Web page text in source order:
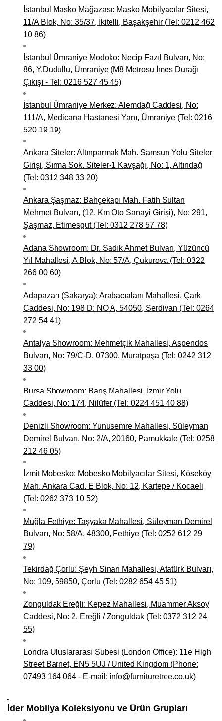
İstanbul Masko Mağazası: Masko Mobilyacılar Sitesi,
11/A Blok, No: 35/37, İkitelli, Başakşehir (Tel: 0212 462
10 86)
İstanbul Ümraniye Modoko: Necip Fazıl Bulvarı, No:
86, Y.Dudullu, Ümraniye (M8 Metrosu İmes Durağı
Çıkışı - Tel: 0216 527 45 45)
İstanbul Ümraniye Merkez: Alemdağ Caddesi, No:
111/A, Medicana Hastanesi Yanı, Ümraniye (Tel: 0216
520 19 19)
Ankara Siteler: Altınparmak Mah. Samsun Yolu Siteler
Girişi, Sırma Sok. Siteler-1 Kavşağı, No: 1, Altındağ
(Tel: 0312 348 33 20)
Ankara Şaşmaz: Bahçekapı Mah. Fatih Sultan
Mehmet Bulvarı, (12. Km Oto Sanayi Girişi), No: 291,
Şaşmaz, Etimesgut (Tel: 0312 278 57 78)
Adana Showroom: Dr. Sadık Ahmet Bulvarı, Yüzüncü
Yıl Mahallesi, A Blok, No: 57/A, Çukurova (Tel: 0322
266 00 60)
Adapazarı (Sakarya): Arabacıalanı Mahallesi, Çark
Caddesi, No: 198 D: NO A, 54050, Serdivan (Tel: 0264
272 54 41)
Antalya Showroom: Mehmetçik Mahallesi, Aspendos
Bulvarı, No: 79/C-D, 07300, Muratpaşa (Tel: 0242 312
33 00)
Bursa Showroom: Barış Mahallesi, İzmir Yolu
Caddesi, No: 174, Nilüfer (Tel: 0224 451 40 88)
Denizli Showroom: Yunusemre Mahallesi, Süleyman
Demirel Bulvarı, No: 2/A, 20160, Pamukkale (Tel: 0258
212 46 05)
İzmit Mobesko: Mobesko Mobilyacılar Sitesi, Köseköy
Mah. Ankara Cad. E Blok, No: 12, Kartepe / Kocaeli
(Tel: 0262 373 10 52)
Muğla Fethiye: Taşyaka Mahallesi, Süleyman Demirel
Bulvarı, No: 58/A, 48300, Fethiye (Tel: 0252 612 29
79)
Tekirdağ Çorlu: Şeyh Sinan Mahallesi, Atatürk Bulvarı,
No: 109, 59850, Çorlu (Tel: 0282 654 45 51)
Zonguldak Ereğli: Kepez Mahallesi, Muammer Aksoy
Caddesi, No: 2, Ereğli / Zonguldak (Tel: 0372 312 24
55)
Londra Uluslararası Şubesi (London Office): 11e High
Street Barnet, EN5 5UJ / United Kingdom (Phone:
07493 164 064 - E-mail: info@furnituretree.co.uk)
İder Mobilya Koleksiyonu ve Ürün Grupları